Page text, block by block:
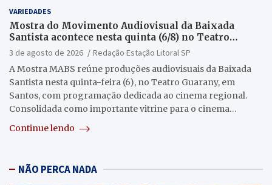
VARIEDADES
Mostra do Movimento Audiovisual da Baixada
Santista acontece nesta quinta (6/8) no Teatro
Guarany
3 de agosto de 2026
Redação Estação Litoral SP
A Mostra MABS reúne produções audiovisuais da Baixada
Santista nesta quinta-feira (6), no Teatro Guarany, em
Santos, com programação dedicada ao cinema regional.
Consolidada como importante vitrine para o cinema…
Continue lendo
NÃO PERCA NADA